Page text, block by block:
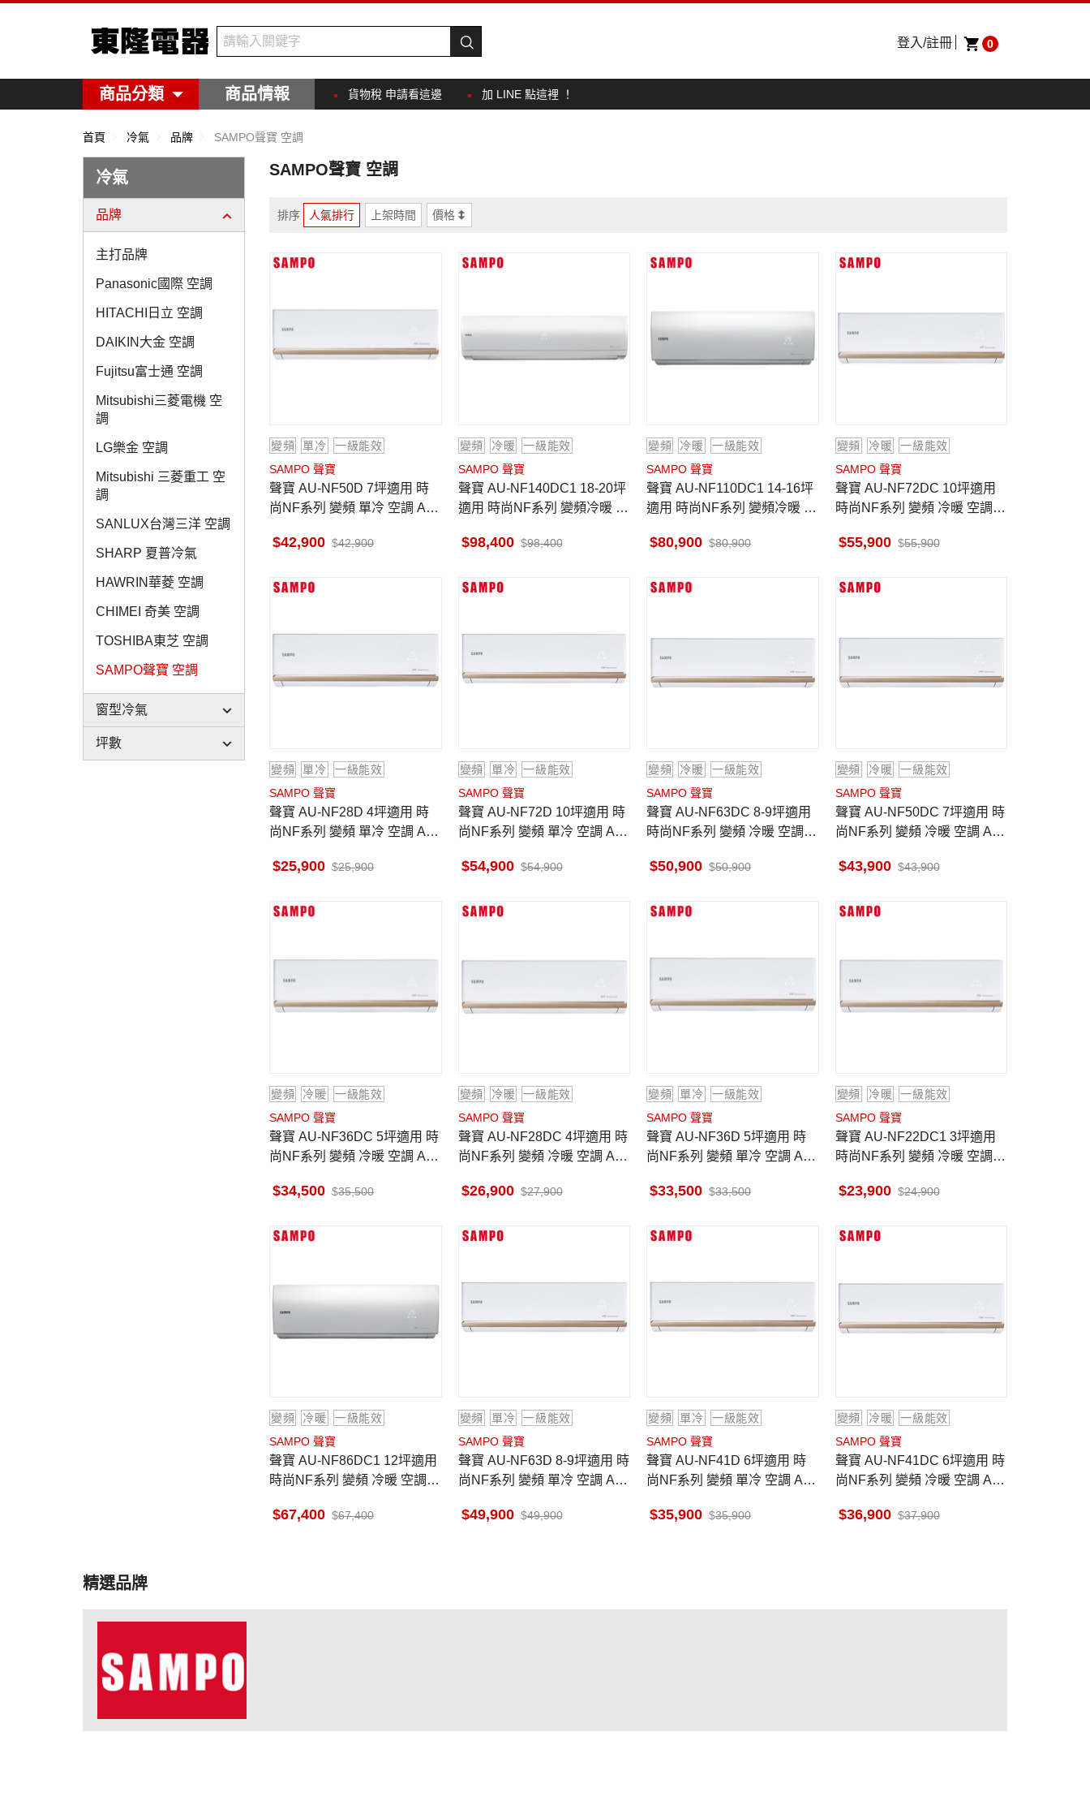
東隆電器
0
登入/註冊
商品分類 商品情報 貨物稅 申請看這邊 加 LINE 點這裡 ！
首頁 冷氣 品牌 SAMPO聲寶 空調
冷氣
品牌
主打品牌
Panasonic國際 空調
HITACHI日立 空調
DAIKIN大金 空調
Fujitsu富士通 空調
Mitsubishi三菱電機 空
調
LG樂金 空調
Mitsubishi 三菱重工 空
調
SANLUX台灣三洋 空調
SHARP 夏普冷氣
HAWRIN華菱 空調
CHIMEI 奇美 空調
TOSHIBA東芝 空調
SAMPO聲寶 空調
窗型冷氣
坪數
SAMPO聲寶 空調
排序 人氣排行 上架時間 價格
變頻 單冷
一級能效
SAMPO 聲寶
聲寶 AU-NF50D 7坪適用 時
尚NF系列 變頻 單冷 空調 AM-
42,900 42,900
變頻 冷暖
一級能效
SAMPO 聲寶
聲寶 AU-NF140DC1 18-20坪
適用 時尚NF系列 變頻冷暖 空
98,400 98,400
變頻 冷暖
一級能效
SAMPO 聲寶
聲寶 AU-NF110DC1 14-16坪
適用 時尚NF系列 變頻冷暖 空
80,900 80,900
變頻 冷暖
一級能效
SAMPO 聲寶
聲寶 AU-NF72DC 10坪適用
時尚NF系列 變頻 冷暖 空調 A
55,900 55,900
變頻 單冷
一級能效
SAMPO 聲寶
聲寶 AU-NF28D 4坪適用 時
尚NF系列 變頻 單冷 空調 AM-
25,900 25,900
變頻 單冷
一級能效
SAMPO 聲寶
聲寶 AU-NF72D 10坪適用 時
尚NF系列 變頻 單冷 空調 AM-
54,900 54,900
變頻 冷暖
一級能效
SAMPO 聲寶
聲寶 AU-NF63DC 8-9坪適用
時尚NF系列 變頻 冷暖 空調 A
50,900 50,900
變頻 冷暖
一級能效
SAMPO 聲寶
聲寶 AU-NF50DC 7坪適用 時
尚NF系列 變頻 冷暖 空調 AM-
43,900 43,900
變頻 冷暖
一級能效
SAMPO 聲寶
聲寶 AU-NF36DC 5坪適用 時
尚NF系列 變頻 冷暖 空調 AM-
34,500 35,500
變頻 冷暖
一級能效
SAMPO 聲寶
聲寶 AU-NF28DC 4坪適用 時
尚NF系列 變頻 冷暖 空調 AM-
26,900 27,900
變頻 單冷
一級能效
SAMPO 聲寶
聲寶 AU-NF36D 5坪適用 時
尚NF系列 變頻 單冷 空調 AM-
33,500 33,500
變頻 冷暖
一級能效
SAMPO 聲寶
聲寶 AU-NF22DC1 3坪適用
時尚NF系列 變頻 冷暖 空調 A
23,900 24,900
變頻 冷暖
一級能效
SAMPO 聲寶
聲寶 AU-NF86DC1 12坪適用
時尚NF系列 變頻 冷暖 空調 A
67,400 67,400
變頻 單冷
一級能效
SAMPO 聲寶
聲寶 AU-NF63D 8-9坪適用 時
尚NF系列 變頻 單冷 空調 AM-
49,900 49,900
變頻 單冷
一級能效
SAMPO 聲寶
聲寶 AU-NF41D 6坪適用 時
尚NF系列 變頻 單冷 空調 AM-
35,900 35,900
變頻 冷暖
一級能效
SAMPO 聲寶
聲寶 AU-NF41DC 6坪適用 時
尚NF系列 變頻 冷暖 空調 AM-
36,900 37,900
精選品牌